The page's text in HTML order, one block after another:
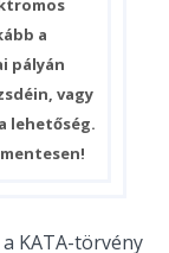
a
pályán
vagy
lehetőség.
KATA-törvény